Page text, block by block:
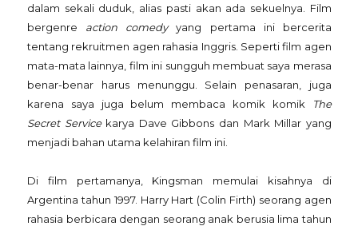
dalam sekali duduk, alias pasti akan ada sekuelnya. Film
bergenre action comedyyang pertama ini bercerita
tentang rekruitmen agen rahasia Inggris. Seperti film agen
mata-mata lainnya, film ini sungguh membuat saya merasa
benar-benar harus menunggu. Selain penasaran, juga
karena saya juga belum membaca komik komik
The
Secret Servicekarya Dave Gibbons dan Mark Millar yang
menjadi bahan utama kelahiran film ini.
Di film pertamanya, Kingsman memulai kisahnya di
Argentina tahun 1997. Harry Hart (Colin Firth) seorang agen
rahasia berbicara dengan seorang anak berusia lima tahun